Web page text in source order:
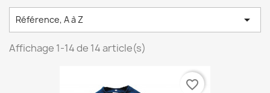
Référence, A à Z 
Affichage 1-14 de 14 article(s)
favorite_border